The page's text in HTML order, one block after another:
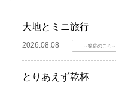
大地とミニ旅行
2026.08.08 ～発症のころ～
とりあえず乾杯